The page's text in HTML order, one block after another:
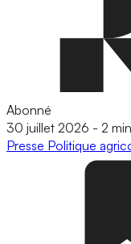
Abonné
30 juillet 2026 - 2 min
Presse Politique